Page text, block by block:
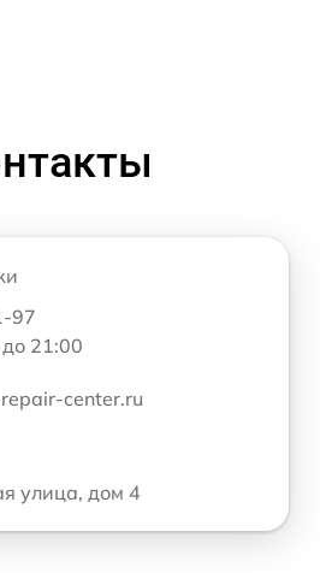
97
21:00
center.ru
улица, дом 4